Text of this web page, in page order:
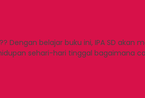
belajar buku ini, IPA SD akan
sehari-hari tinggal bagaimana